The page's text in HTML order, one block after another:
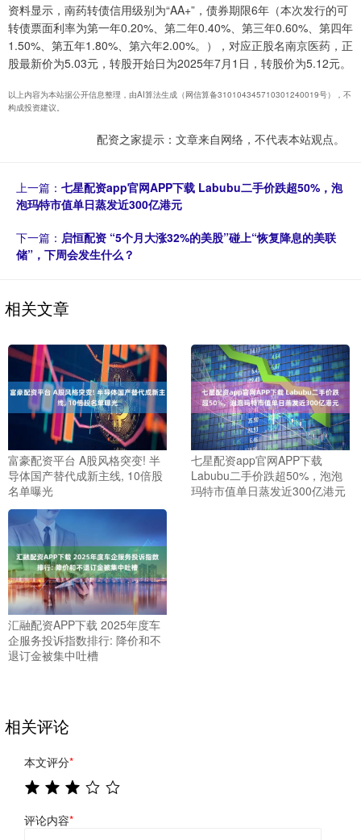
资料显示，南药转债信用级别为“AA+”，债券期限6年（本次发行的可
转债票面利率为第一年0.20%、第二年0.40%、第三年0.60%、第四年
1.50%、第五年1.80%、第六年2.00%。），对应正股名南京医药，正
股最新价为5.03元，转股开始日为2025年7月1日，转股价为5.12元。
以上内容为本站据公开信息整理，由AI算法生成（网信算备310104345710301240019号），不
构成投资建议。
配资之家提示：文章来自网络，不代表本站观点。
上一篇： 七星配资app官网APP下载 Labubu二手价跌超50%，泡
泡玛特市值单日蒸发近300亿港元
下一篇： 启恒配资 “5个月大涨32%的美股”碰上“恢复降息的美联
储”，下周会发生什么？
相关文章
富豪配资平台 A股风格突变! 半
导体国产替代成新主线, 10倍股
名单曝光
七星配资app官网APP下载
Labubu二手价跌超50%，泡泡
玛特市值单日蒸发近300亿港元
汇融配资APP下载 2025年度车
企服务投诉指数排行: 降价和不
退订金被集中吐槽
相关评论
本文评分*
评论内容*